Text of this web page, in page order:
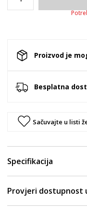
Proizvod je
Besplatna
Sačuvajte u listi
Specifikacija
Provjeri dostupnost